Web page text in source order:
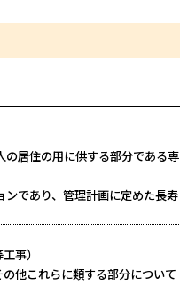
居住の用に供する部分である専
であり、管理計画に定めた長寿
事）
他これらに類する部分について